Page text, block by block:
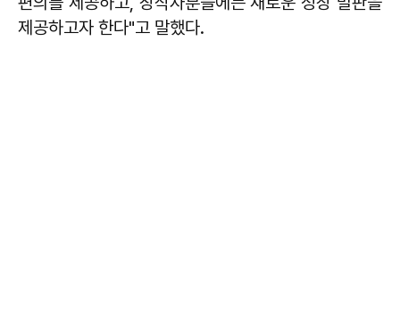
제공하고자 한다"고 말했다.